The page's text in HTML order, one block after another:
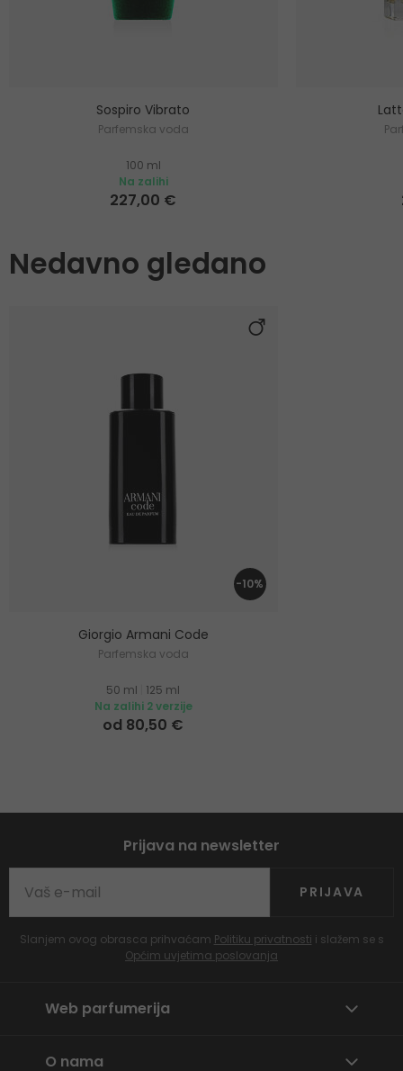
Sospiro Vibrato
Parfemska voda
100 ml
Na zalihi
227,00 €
Nedavno gledano
-10%
Giorgio Armani Code
Parfemska voda
50 ml
125 ml
Na zalihi 2 verzije
od 80,50 €
Prijava na newsletter
PRIJAVA
Slanjem ovog obrasca prihvaćam Politiku privatnosti i slažem se s
Općim uvjetima poslovanja
Web parfumerija
O nama